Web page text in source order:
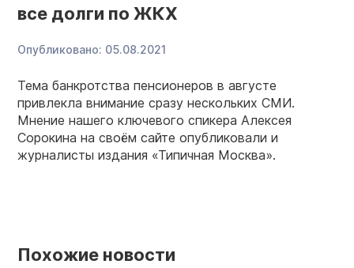
все долги по ЖКХ
Опубликовано: 05.08.2021
Тема банкротства пенсионеров в августе
привлекла внимание сразу нескольких СМИ.
Мнение нашего ключевого спикера Алексея
Сорокина на своём сайте опубликовали и
журналисты издания «Типичная Москва».
Похожие новости